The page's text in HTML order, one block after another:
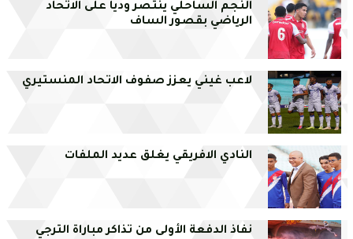
النجم الساحلي ينتصر وديا على الاتحاد
الرياضي بقصور الساف
لاعب غيني يعزز صفوف الاتحاد المنستيري
النادي الافريقي يغلق عديد الملفات
نفاذ الدفعة الأولى من تذاكر مباراة الترجي